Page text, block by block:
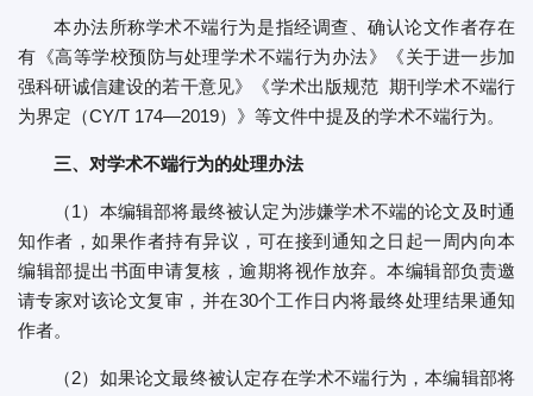
本办法所称学术不端行为是指经调查、确认论文作者存在
有《高等学校预防与处理学术不端行为办法》《关于进一步加
强科研诚信建设的若干意见》《学术出版规范 期刊学术不端行
为界定（CY/T 174—2019）》等文件中提及的学术不端行为。
三、对学术不端行为的处理办法
（1）本编辑部将最终被认定为涉嫌学术不端的论文及时通
知作者，如果作者持有异议，可在接到通知之日起一周内向本
编辑部提出书面申请复核，逾期将视作放弃。本编辑部负责邀
请专家对该论文复审，并在30个工作日内将最终处理结果通知
作者。
（2）如果论文最终被认定存在学术不端行为，本编辑部将